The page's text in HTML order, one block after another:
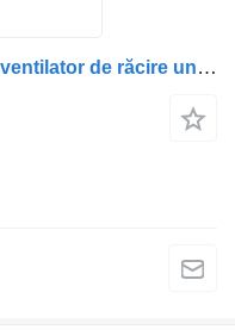
Motor hidraulik Motor hidraulic ventilator de răcire untuk truk Scania 2196418 2032381 1853889